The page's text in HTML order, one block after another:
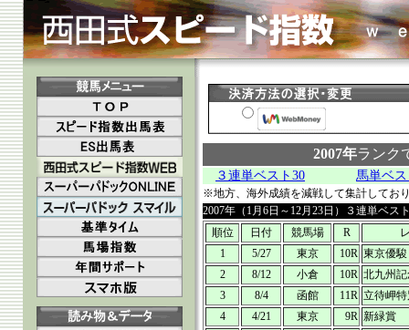
2007年ランク
３連単ベスト30 馬単ベス
※地方、海外成績を減戦して集計してお
2007年（1月6日～12月23日）３連単ベス
順位
日付 競馬場 R
1
5/27 東京 10R 東京優駿
2
8/12 小倉 10R 北九州
3
8/4 函館 11R 立待岬
4
4/21 東京 9R 新緑賞